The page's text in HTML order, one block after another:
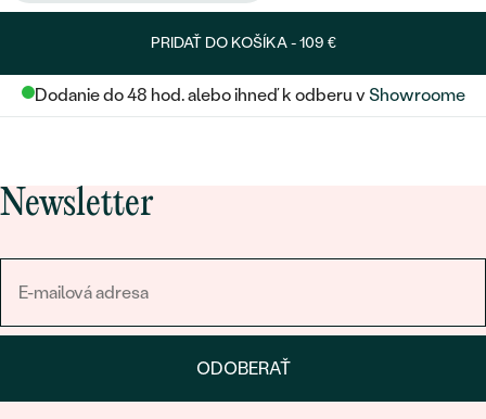
PRIDAŤ DO KOŠÍKA -109 €
Dodanie do 48 hod. alebo ihneď k odberu v Showroome
Newsletter
ODOBERAŤ